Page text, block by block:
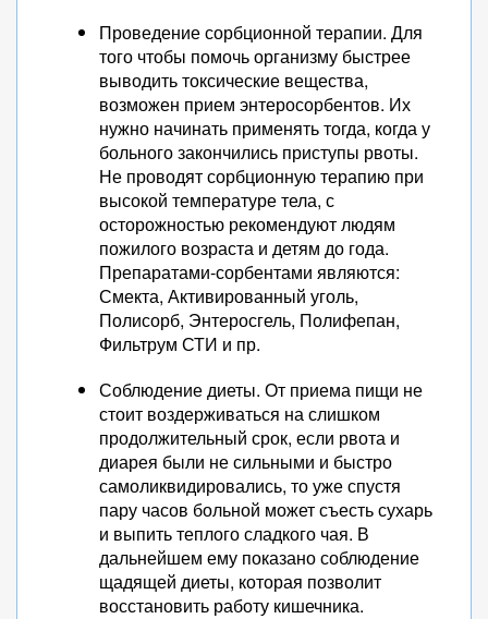
Проведение сорбционной терапии. Для
того чтобы помочь организму быстрее
выводить токсические вещества,
возможен прием энтеросорбентов. Их
нужно начинать применять тогда, когда у
больного закончились приступы рвоты.
Не проводят сорбционную терапию при
высокой температуре тела, с
осторожностью рекомендуют людям
пожилого возраста и детям до года.
Препаратами-сорбентами являются:
Смекта, Активированный уголь,
Полисорб, Энтеросгель, Полифепан,
Фильтрум СТИ и пр.
Соблюдение диеты. От приема пищи не
стоит воздерживаться на слишком
продолжительный срок, если рвота и
диарея были не сильными и быстро
самоликвидировались, то уже спустя
пару часов больной может съесть сухарь
и выпить теплого сладкого чая. В
дальнейшем ему показано соблюдение
щадящей диеты, которая позволит
восстановить работу кишечника.